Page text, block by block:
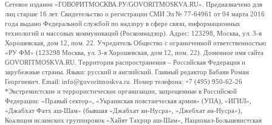
Сетевое издание «ГОВОРИТМОСКВА.РУ/GOVORITMOSKVA.RU». Предназначено для
лиц старше 16 лет. Свидетельство о регистрации СМИ Эл № 77-64961 от 04 марта 2016
года выдано Федеральной службой по надзору в сфере связи, информационных
технологий и массовых коммуникаций (Роскомнадзор). Адрес: 123298, Москва, ул. 3-я
Хорошевская, дом 12, пом. 22. Учредитель Общество с ограниченной ответственностью
«РУ ФМ» (123298 Москва, ул. 3-я Хорошевская, дом 12, пом. 22). Доменное имя сайта
GOVORITMOSKVA.RU. Территория распространения – Российская Федерация и
зарубежные страны. Языки: русский и английский. Главный редактор Бабаян Роман
Георгиевич. Email: info@govoritmoskva.ru. Номер телефона: +7 (495) 950-62-26
*Экстремистские и террористические организации, запрещенные в Российской
Федерации: «Правый сектор», «Украинская повстанческая армия» (УПА), «ИГИЛ»,
«Джабхат Фатх аш-Шам» (бывшая «Джабхат ан-Нусра», «Джебхат ан-Нусра»),
Коалиция исламских группировок «Хайят Тахрир аш-Шам», Национал-Большевистская